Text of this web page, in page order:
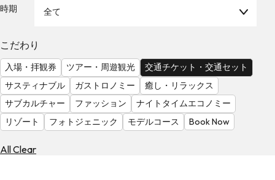
る
気
を
見
る
時期 全て
こだわり
入場・拝観券 ツアー・周遊観光
交通チケット・交通セット
サスティナブル
ガストロノミー
癒し・リラックス
サブカルチャー
ファッション
ナイトタイムエコノミー
リゾート
フォトジェニック モデルコース Book Now
All Clear